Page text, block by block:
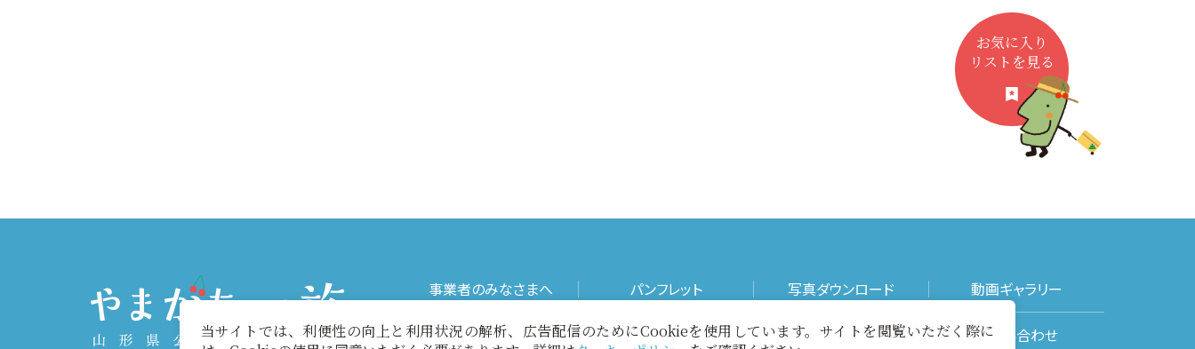
お気に入り
リストを見る
事業者のみなさまへ パンフレット 写真ダウンロード 動画ギャラリー
お役立ちリンク 当サイトについて メールマガジン お問い合わせ
当サイトでは、利便性の向上と利用状況の解析、広告配信のためにCookieを使用しています。サイトを閲覧いただく際に